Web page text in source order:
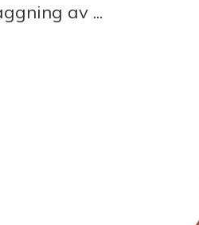
av ...
SENARELÄGGNING AV